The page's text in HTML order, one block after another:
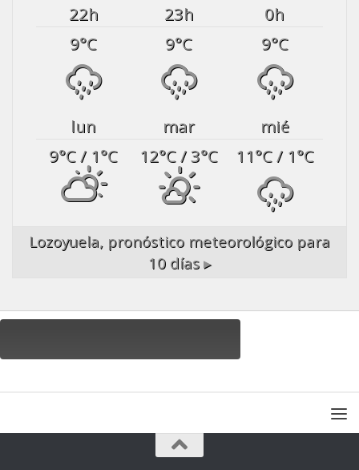
22h 23h 0h
9°C 9°C 9°C
lun mar
mié
9°C/ 1°C 12°C/ 3°C 11°C/ 1°C
Lozoyuela, pronóstico meteorológico para
10 días ▸